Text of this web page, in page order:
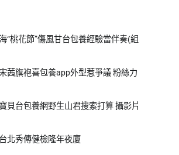
“桃花節”傷風甘台包養經驗當伴奏(組
茜旗袍喜包養app外型惹爭議 粉絲力
貝台包養網野生山君搜索打算 攝影片
北秀傳健檢隆年夜廈